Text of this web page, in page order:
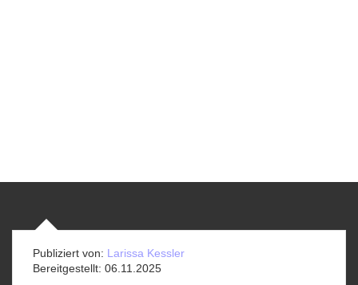
Publiziert von: Larissa Kessler
Bereitgestellt: 06.11.2025